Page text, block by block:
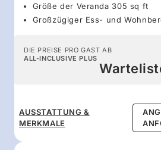
Größe der Veranda 305 sq ft
Großzügiger Ess- und
DIE PREISE PRO GAST AB
ALL-INCLUSIVE PLUS
AUSSTATTUNG &
MERKMALE